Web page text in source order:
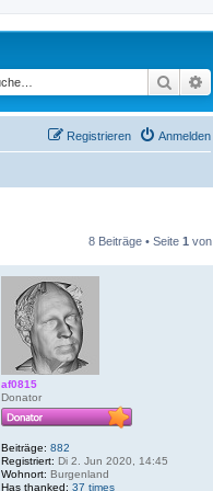
Suche
Anmelden
Registrieren
8 Beiträge • Seite 1 von
af0815
Donator
Beiträge: 882
Registriert: Di 2. Jun 2020, 14:45
Wohnort: Burgenland
Has thanked: 37 times